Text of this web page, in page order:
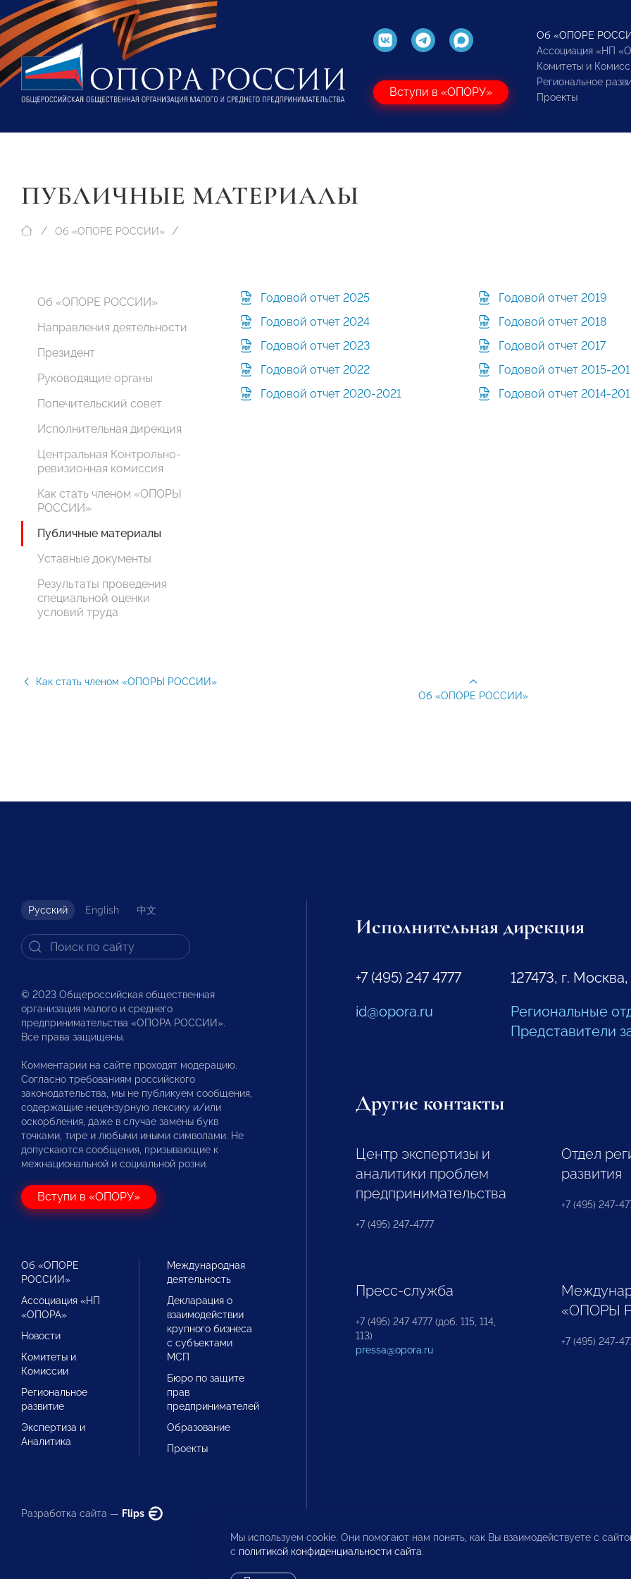
Вступи в «ОПОРУ»
Об «ОПОРЕ
Ассоциация «НП
Комитеты и
Региональное
Проекты
ПУБЛИЧНЫЕ МАТЕРИАЛЫ
Об «ОПОРЕ РОССИИ»
Об «ОПОРЕ РОССИИ»
Направления деятельности
Президент
Руководящие органы
Попечительский совет
Исполнительная дирекция
Центральная Контрольно-
ревизионная комиссия
Как стать членом «ОПОРЫ
РОССИИ»
Публичные материалы
Уставные документы
Результаты проведения
специальной оценки
условий труда
Годовой отчет 2025
Годовой отчет 2024
Годовой отчет 2023
Годовой отчет 2022
Годовой отчет 2020-2021
Годовой отчет 2019
Годовой отчет 2018
Годовой отчет 2017
Годовой отчет 2015-
Годовой отчет 2014-
Как стать членом «ОПОРЫ РОССИИ»
Об «ОПОРЕ РОССИИ»
Русский English 中文
© 2023 Общероссийская общественная
организация малого и среднего
предпринимательства «ОПОРА РОССИИ».
Все права защищены.
Комментарии на сайте проходят модерацию.
Согласно требованиям российского
законодательства, мы не публикуем сообщения,
содержащие нецензурную лексику и/или
оскорбления, даже в случае замены букв
точками, тире и любыми иными символами. Не
допускаются сообщения, призывающие к
межнациональной и социальной розни.
Вступи в «ОПОРУ»
Об «ОПОРЕ
РОССИИ»
Ассоциация «НП
«ОПОРА»
Новости
Комитеты и
Комиссии
Региональное
развитие
Экспертиза и
Аналитика
Международная
деятельность
Декларация о
взаимодействии
крупного бизнеса
с субъектами
МСП
Бюро по защите
прав
предпринимателей
Образование
Проекты
Разработка сайта — Flips
Исполнительная дирекция
+7 (495) 247 4777
id@opora.ru
127473, г.
Региональные
Представители
Другие контакты
Центр экспертизы и
аналитики проблем
предпринимательства
+7 (495) 247-4777
Отдел
развития
+7 (495) 247-
Пресс-служба
+7 (495) 247 4777 (доб. 115, 114,
113)
pressa@opora.ru
«ОПОРЫ
+7 (495) 247-
Мы используем cookie. Они помогают нам понять, как Вы взаимодействуете с
с политикой конфиденциальности сайта.